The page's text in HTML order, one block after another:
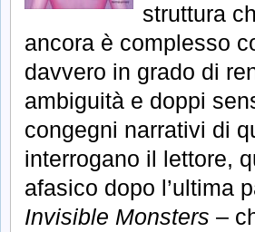
struttura
ancora è complesso
davvero in grado di
ambiguità e doppi
congegni narrativi di
interrogano il lettore,
afasico dopo l’ultima
Invisible Monsters –